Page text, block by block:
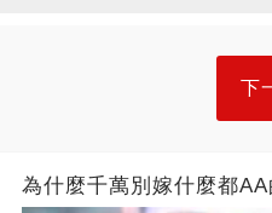
下
為什麼千萬別嫁什麼都AA